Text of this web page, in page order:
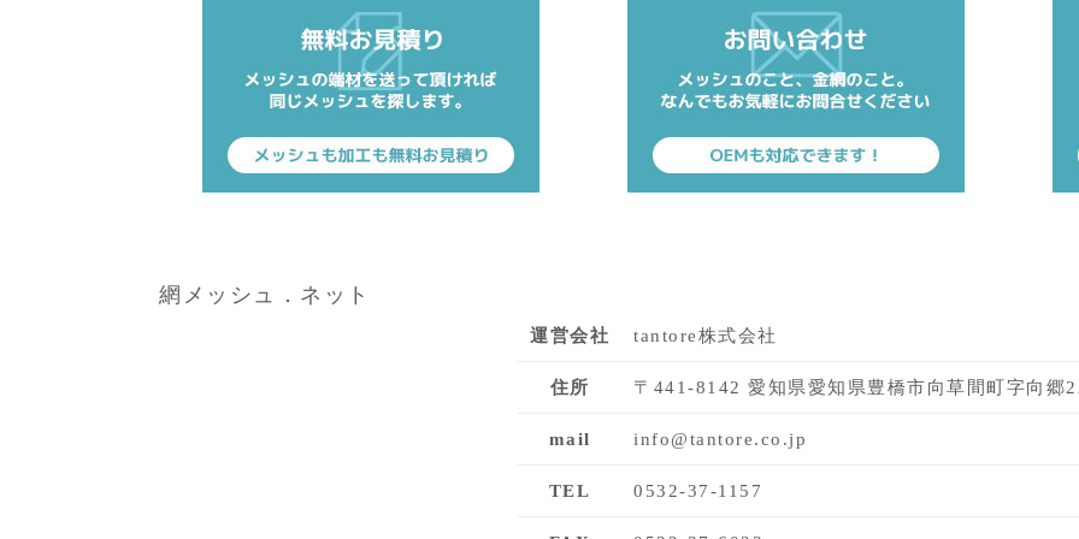
網メッシュ．ネット
運営会社 tantore株式会社
住所 〒441-8142 愛知県愛知県豊橋市向草間町字向郷
mail info@tantore.co.jp
TEL 0532-37-1157